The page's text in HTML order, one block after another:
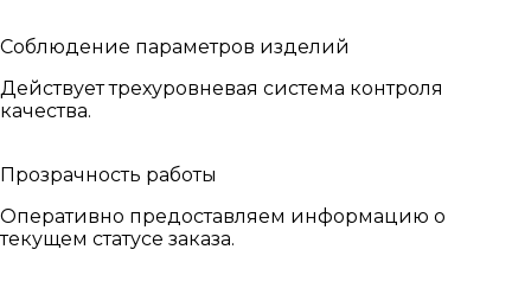
Соблюдение параметров изделий
Действует трехуровневая система контроля
качества.
Прозрачность работы
Оперативно предоставляем информацию о
текущем статусе заказа.